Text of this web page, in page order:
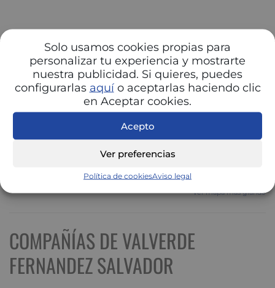
Solo usamos cookies propias para
personalizar tu experiencia y mostrarte
nuestra publicidad. Si quieres, puedes
configurarlas aquío aceptarlas haciendo clic
en Aceptar cookies.
Acepto
Ver preferencias
Política de cookiesAviso legal
Ver mapa más grande
COMPAÑÍAS DE VALVERDE
FERNANDEZ SALVADOR